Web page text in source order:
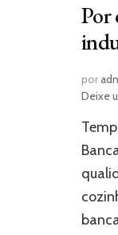
Por
por
Deixe